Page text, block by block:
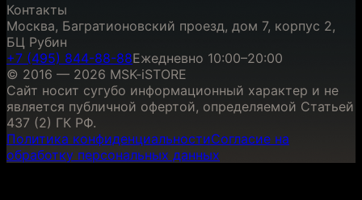
Контакты
Москва, Багратионовский проезд, дом 7, корпус 2,
БЦ Рубин
+7 (495) 844-88-88Ежедневно 10:00–20:00
© 2016 — 2026 MSK-iSTORE
Сайт носит сугубо информационный характер и не
является публичной офертой, определяемой Статьей
437 (2) ГК РФ.
Политика конфиденциальностиСогласие на
обработку персональных данных